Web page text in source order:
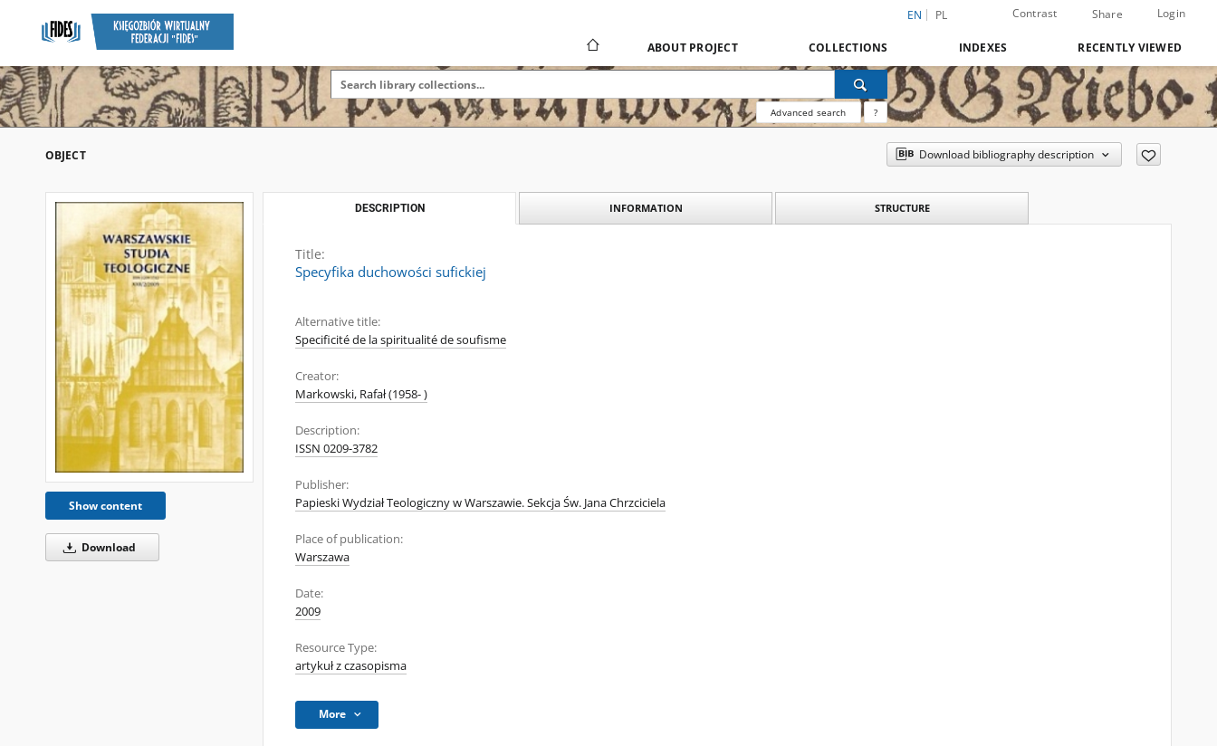
EN PL Contrast Share Login
ABOUT PROJECT COLLECTIONS INDEXES RECENTLY VIEWED
Advanced search ?
OBJECT Download bibliography description
Show content
Download
DESCRIPTION INFORMATION STRUCTURE
Title:
Specyfika duchowości sufickiej
Alternative title:
Specificité de la spiritualité de soufisme
Creator:
Markowski, Rafał (1958- )
Description:
ISSN 0209-3782
Publisher:
Papieski Wydział Teologiczny w Warszawie. Sekcja Św. Jana Chrzciciela
Place of publication:
Warszawa
Date:
2009
Resource Type:
artykuł z czasopisma
More